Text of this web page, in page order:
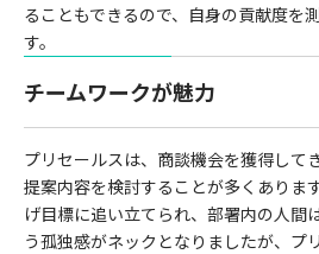
ることもできるので、自身の貢献度を
す。
チームワークが魅力
プリセールスは、商談機会を獲得して
提案内容を検討することが多くありま
げ目標に追い立てられ、部署内の人間
う孤独感がネックとなりましたが、プ